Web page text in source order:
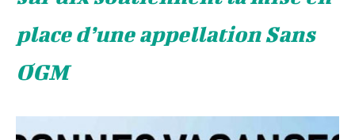
place d’une appellation Sans
OGM